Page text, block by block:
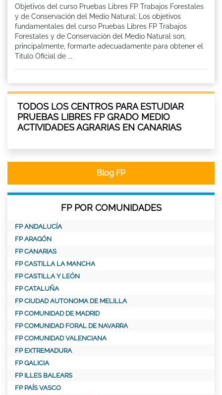
Objetivos del curso Pruebas Libres FP Trabajos Forestales
y de Conservación del Medio Natural: Los objetivos
fundamentales del curso Pruebas Libres FP Trabajos
Forestales y de Conservación del Medio Natural son,
principalmente, formarte adecuadamente para obtener el
Titulo Oficial de ...
TODOS LOS CENTROS PARA ESTUDIAR
PRUEBAS LIBRES FP GRADO MEDIO
ACTIVIDADES AGRARIAS EN CANARIAS
Blog FP
FP POR COMUNIDADES
FP ANDALUCÍA
FP ARAGÓN
FP CANARIAS
FP CASTILLA LA MANCHA
FP CASTILLA Y LEÓN
FP CATALUÑA
FP CIUDAD AUTONOMA DE MELILLA
FP COMUNIDAD DE MADRID
FP COMUNIDAD FORAL DE NAVARRA
FP COMUNIDAD VALENCIANA
FP EXTREMADURA
FP GALICIA
FP ILLES BALEARS
FP PAÍS VASCO